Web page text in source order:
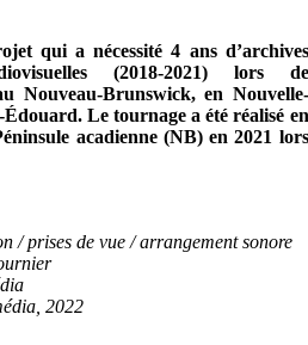
qui a nécessité 4 ans d’archives
(2018-2021) lors de
Nouveau-Brunswick, en Nouvelle-
Le tournage a été réalisé en
acadienne (NB) en 2021 lors
/ prises de vue / arrangement sonore
2022